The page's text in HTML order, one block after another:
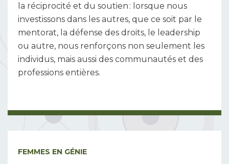
la réciprocité et du soutien : lorsque nous
investissons dans les autres, que ce soit par le
mentorat, la défense des droits, le leadership
ou autre, nous renforçons non seulement les
individus, mais aussi des communautés et des
professions entières.
FEMMES EN GÉNIE